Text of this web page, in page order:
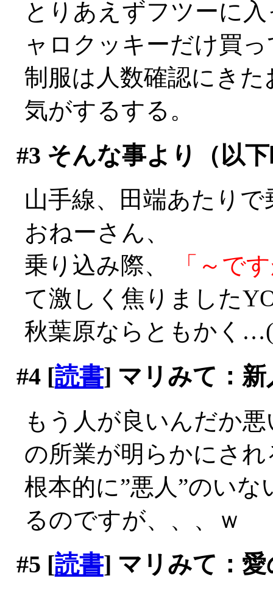
とりあえずフツーに
ャロクッキーだけ買
制服は人数確認にき
気がするする。
#3 そんな事より（以
山手線、田端あたり
おねーさん、
乗り込み際、
「～で
て激しく焦りました
秋葉原ならともかく
#4[読書] マリみて：新
もう人が良いんだか
の所業が明らかにさ
根本的に”悪人”のい
るのですが、、、ｗ
#5 [読書] マリみて：